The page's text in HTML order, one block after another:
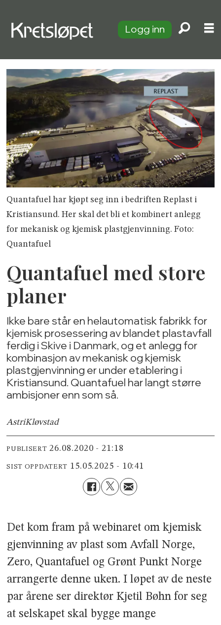
Logg inn
Quantafuel har kjøpt seg inn i bedriften Replast i
Kristiansund. Her skal det bli et kombinert anlegg
for mekanisk og kjemisk plastgjenvinning. Foto:
Quantafuel
Quantafuel med store
planer
Ikke bare står en helautomatisk fabrikk for
kjemisk prosessering av blandet plastavfall
ferdig i Skive i Danmark, og et anlegg for
kombinasjon av mekanisk og kjemisk
plastgjenvinning er under etablering i
Kristiansund. Quantafuel har langt større
ambisjoner enn som så.
AstriKløvstad
PUBLISERT 26.08.2020 - 21:18
SIST OPPDATERT 15.05.2025 - 10:41
Det kom fram på webinaret om kjemisk
gjenvinning av plast som Avfall Norge,
Zero, Quantafuel og Grønt Punkt Norge
arrangerte denne uken. I løpet av de neste
par årene ser direktør Kjetil Bøhn for seg
at selskapet skal bygge mange